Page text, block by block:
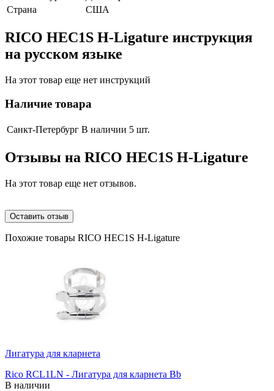
Страна
США
RICO HEC1S H-Ligature инструкция
на русском языке
На этот товар еще нет инструкций
Наличие товара
Санкт-Петербург В наличии 5 шт.
Отзывы на RICO HEC1S H-Ligature
На этот товар еще нет отзывов.
Оставить отзыв
Похожие товары RICO HEC1S H-Ligature
Лигатура для кларнета
Rico RCL1LN - Лигатура для кларнета Bb
В наличии